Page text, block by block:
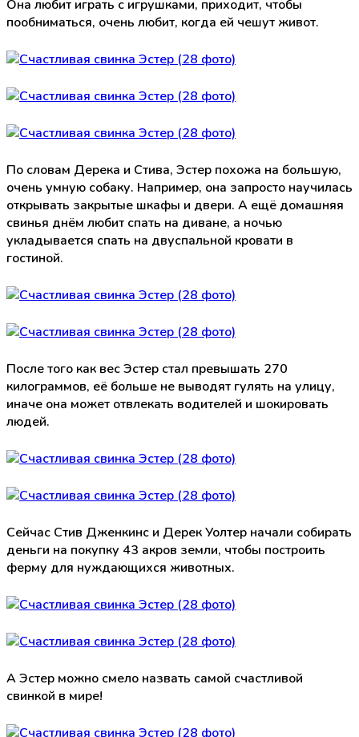
Она любит играть с игрушками, приходит, чтобы
пообниматься, очень любит, когда ей чешут живот.
По словам Дерека и Стива, Эстер похожа на большую,
очень умную собаку. Например, она запросто научилась
открывать закрытые шкафы и двери. А ещё домашняя
свинья днём любит спать на диване, а ночью
укладывается спать на двуспальной кровати в
гостиной.
После того как вес Эстер стал превышать 270
килограммов, её больше не выводят гулять на улицу,
иначе она может отвлекать водителей и шокировать
людей.
Сейчас Стив Дженкинс и Дерек Уолтер начали собирать
деньги на покупку 43 акров земли, чтобы построить
ферму для нуждающихся животных.
А Эстер можно смело назвать самой счастливой
свинкой в мире!